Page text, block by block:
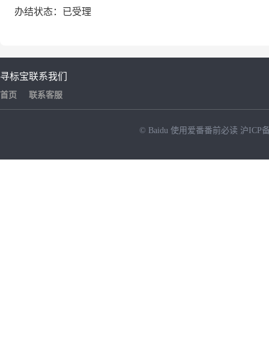
办结状态：已受理
寻标宝
首页
联系我们
联系客服
© Baidu 使用爱番番前必读 沪ICP